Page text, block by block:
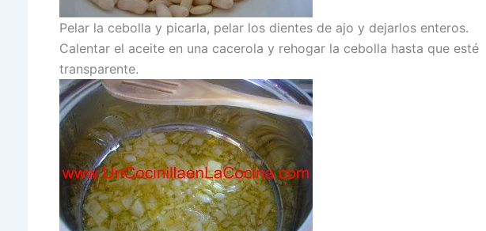
Pelar la cebolla y picarla, pelar los dientes de ajo y dejarlos enteros.
Calentar el aceite en una cacerola y rehogar la cebolla hasta que esté
transparente.